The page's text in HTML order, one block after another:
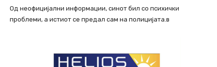
Од неофицијални информации, синот бил со психички
проблеми, а истиот се предал сам на полицијата.в